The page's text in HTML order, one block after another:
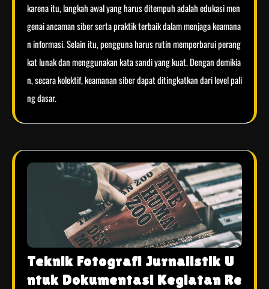
karena itu, langkah awal yang harus ditempuh adalah edukasi men
genai ancaman siber serta praktik terbaik dalam menjaga keamana
n informasi. Selain itu, pengguna harus rutin memperbarui perang
kat lunak dan menggunakan kata sandi yang kuat. Dengan demikia
n, secara kolektif, keamanan siber dapat ditingkatkan dari level pali
ng dasar.
Teknik Fotografi Jurnalistik U
ntuk Dokumentasi Kegiatan Re